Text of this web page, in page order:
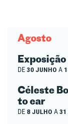
Agosto
DE30 JUNHO A
Céleste
to ear
DE 8 JULHO A31